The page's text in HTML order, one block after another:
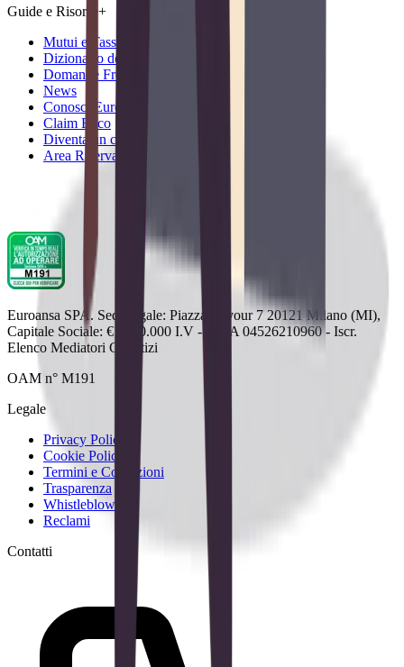
Guide e Risorse +
Mutui e Tassi
Dizionario dei Mutui
Domande Frequenti
News
Conosci Euroansa
Claim Etico
Diventa un consulente Euroansa
Area Riservata
Euroansa SPA. Sede legale: Piazza Cavour 7 20121 Milano (MI),
Capitale Sociale: €1.000.000 I.V - P.IVA 04526210960 - Iscr.
Elenco Mediatori Creditizi
OAM n° M191
Legale
Privacy Policy
Cookie Policy
Termini e Condizioni
Trasparenza
Whistleblowing
Reclami
Contatti